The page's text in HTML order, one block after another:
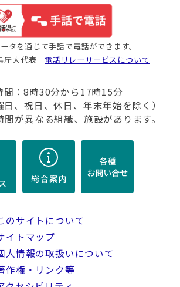
タを通じて手話で電話ができます。
庁大代表 電話リレーサービスについて
間：8時30分から17時15分
日、祝日、休日、年末年始を除く）
が異なる組織、施設があります。
のサイトについて
イトマップ
人情報の取扱いについて
作権・リンク等